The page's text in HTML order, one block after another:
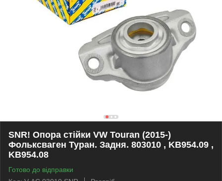
SNR! Опора стійки VW Touran (2015-)
Фольксваген Туран. Задня. 803010 , KB954.09 ,
KB954.08
Готово до відправки